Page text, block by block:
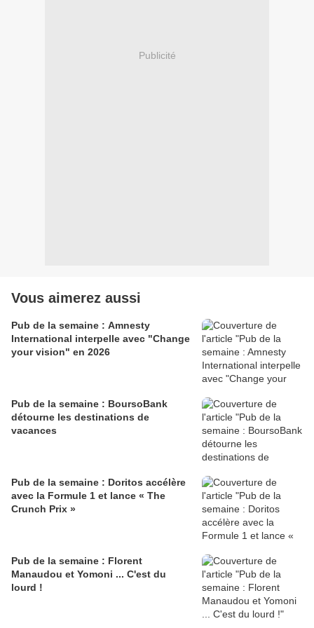
Publicité
Vous aimerez aussi
Pub de la semaine : Amnesty
International interpelle avec "Change
your vision" en 2026
Pub de la semaine : BoursoBank
détourne les destinations de
vacances
Pub de la semaine : Doritos accélère
avec la Formule 1 et lance « The
Crunch Prix »
Pub de la semaine : Florent
Manaudou et Yomoni ... C'est du
lourd !